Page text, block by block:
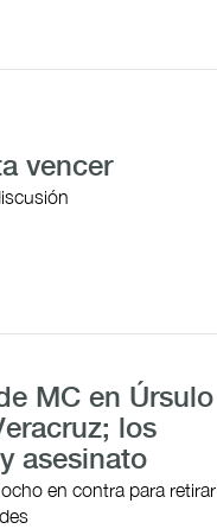
vencer
MC en Úrsulo
los
asesinato
en contra para retirar